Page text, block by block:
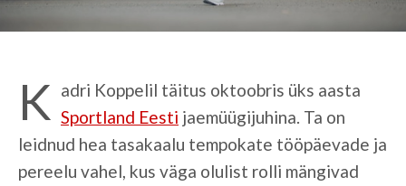
K adri Koppelil täitus oktoobris üks aasta
Sportland Eesti jaemüügijuhina. Ta on
leidnud hea tasakaalu tempokate tööpäevade ja
pereelu vahel, kus väga olulist rolli mängivad